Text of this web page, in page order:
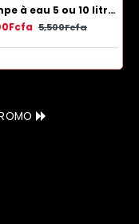
Pompe à eau 5 ou 10 litres - Bleu Blanc
5,500Fcfa